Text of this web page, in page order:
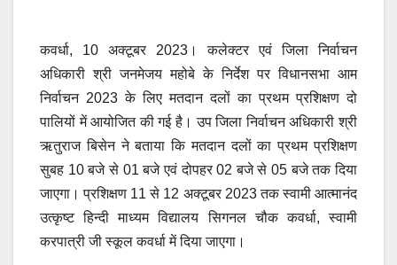
कवर्धा, 10 अक्टूबर 2023। कलेक्टर एवं जिला निर्वाचन
अधिकारी श्री जनमेजय महोबे के निर्देश पर विधानसभा आम
निर्वाचन 2023 के लिए मतदान दलों का प्रथम प्रशिक्षण दो
पालियों में आयोजित की गई है। उप जिला निर्वाचन अधिकारी श्री
ऋतुराज बिसेन ने बताया कि मतदान दलों का प्रथम प्रशिक्षण
सुबह 10 बजे से 01 बजे एवं दोपहर 02 बजे से 05 बजे तक दिया
जाएगा। प्रशिक्षण 11 से 12 अक्टूबर 2023 तक स्वामी आत्मानंद
उत्कृष्ट हिन्दी माध्यम विद्यालय सिगनल चौक कवर्धा, स्वामी
करपात्री जी स्कूल कवर्धा में दिया जाएगा।